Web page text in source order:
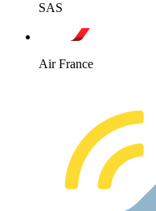
SAS
Air France